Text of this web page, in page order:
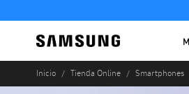
Inicio Tienda Online Smartphones